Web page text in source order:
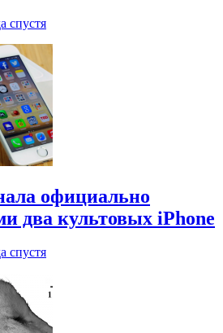
спустя
официально
два культовых iPhone
спустя